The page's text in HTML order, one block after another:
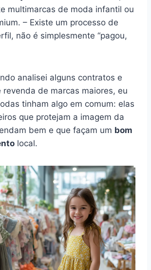
multimarcas de moda infantil ou
– Existe um processo de
não é simplesmente “pagou,
analisei alguns contratos e
revenda de marcas maiores, eu
tinham algo em comum: elas
que protejam a imagem da
bem e que façam um bom
local.